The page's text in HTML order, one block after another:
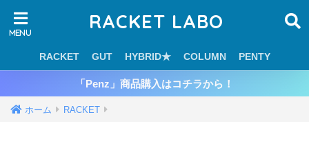
RACKET LABO
RACKET GUT HYBRID★ COLUMN PENTY
「Penz」商品購入はコチラから！
ホーム RACKET